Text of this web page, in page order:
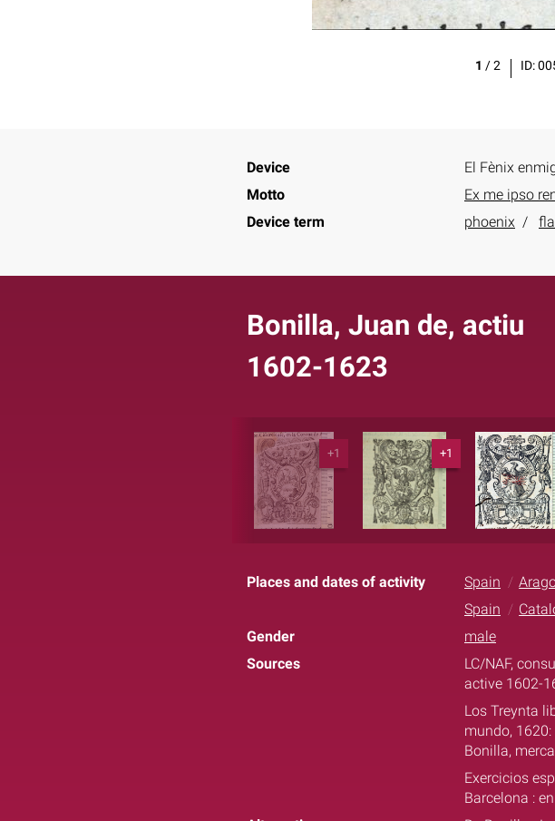
1 /2 ID:
Device
El Fènix
Motto
Ex me ipso
Device term
phoenix
Bonilla, Juan de, actiu
1602-1623
+1 +1
Places and dates of activity Spain
Spain
Gender
male
Sources
LC/NAF,
active 1602-
Los Treynta
mundo,
Bonilla,
Exercicios
Barcelona :